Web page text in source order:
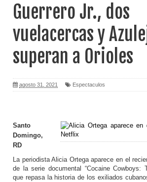
Guerrero Jr., dos
vuelacercas y
superan a Orioles
agosto 31, 2021 Espectaculos
Santo
Domingo,
RD
La periodista Alicia Ortega aparece en el
de la serie documental “Cocaine Cowboys:
que repasa la historia de los exiliados